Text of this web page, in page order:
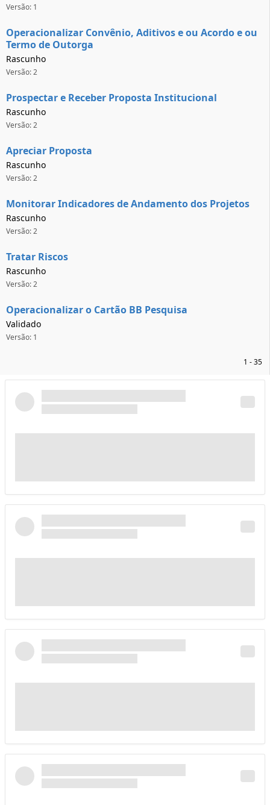
Versão: 1
Operacionalizar Convênio, Aditivos e ou Acordo e ou
Termo de Outorga
Rascunho
Versão: 2
Prospectar e Receber Proposta Institucional
Rascunho
Versão: 2
Apreciar Proposta
Rascunho
Versão: 2
Monitorar Indicadores de Andamento dos Projetos
Rascunho
Versão: 2
Tratar Riscos
Rascunho
Versão: 2
Operacionalizar o Cartão BB Pesquisa
Validado
Versão: 1
1 - 35